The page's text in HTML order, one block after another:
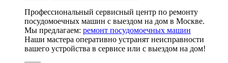
Профессиональный сервисный центр по ремонту
посудомоечных машин с выездом на дом в Москве.
Мы предлагаем: ремонт посудомоечных машин
Наши мастера оперативно устранят неисправности
вашего устройства в сервисе или с выездом на дом!